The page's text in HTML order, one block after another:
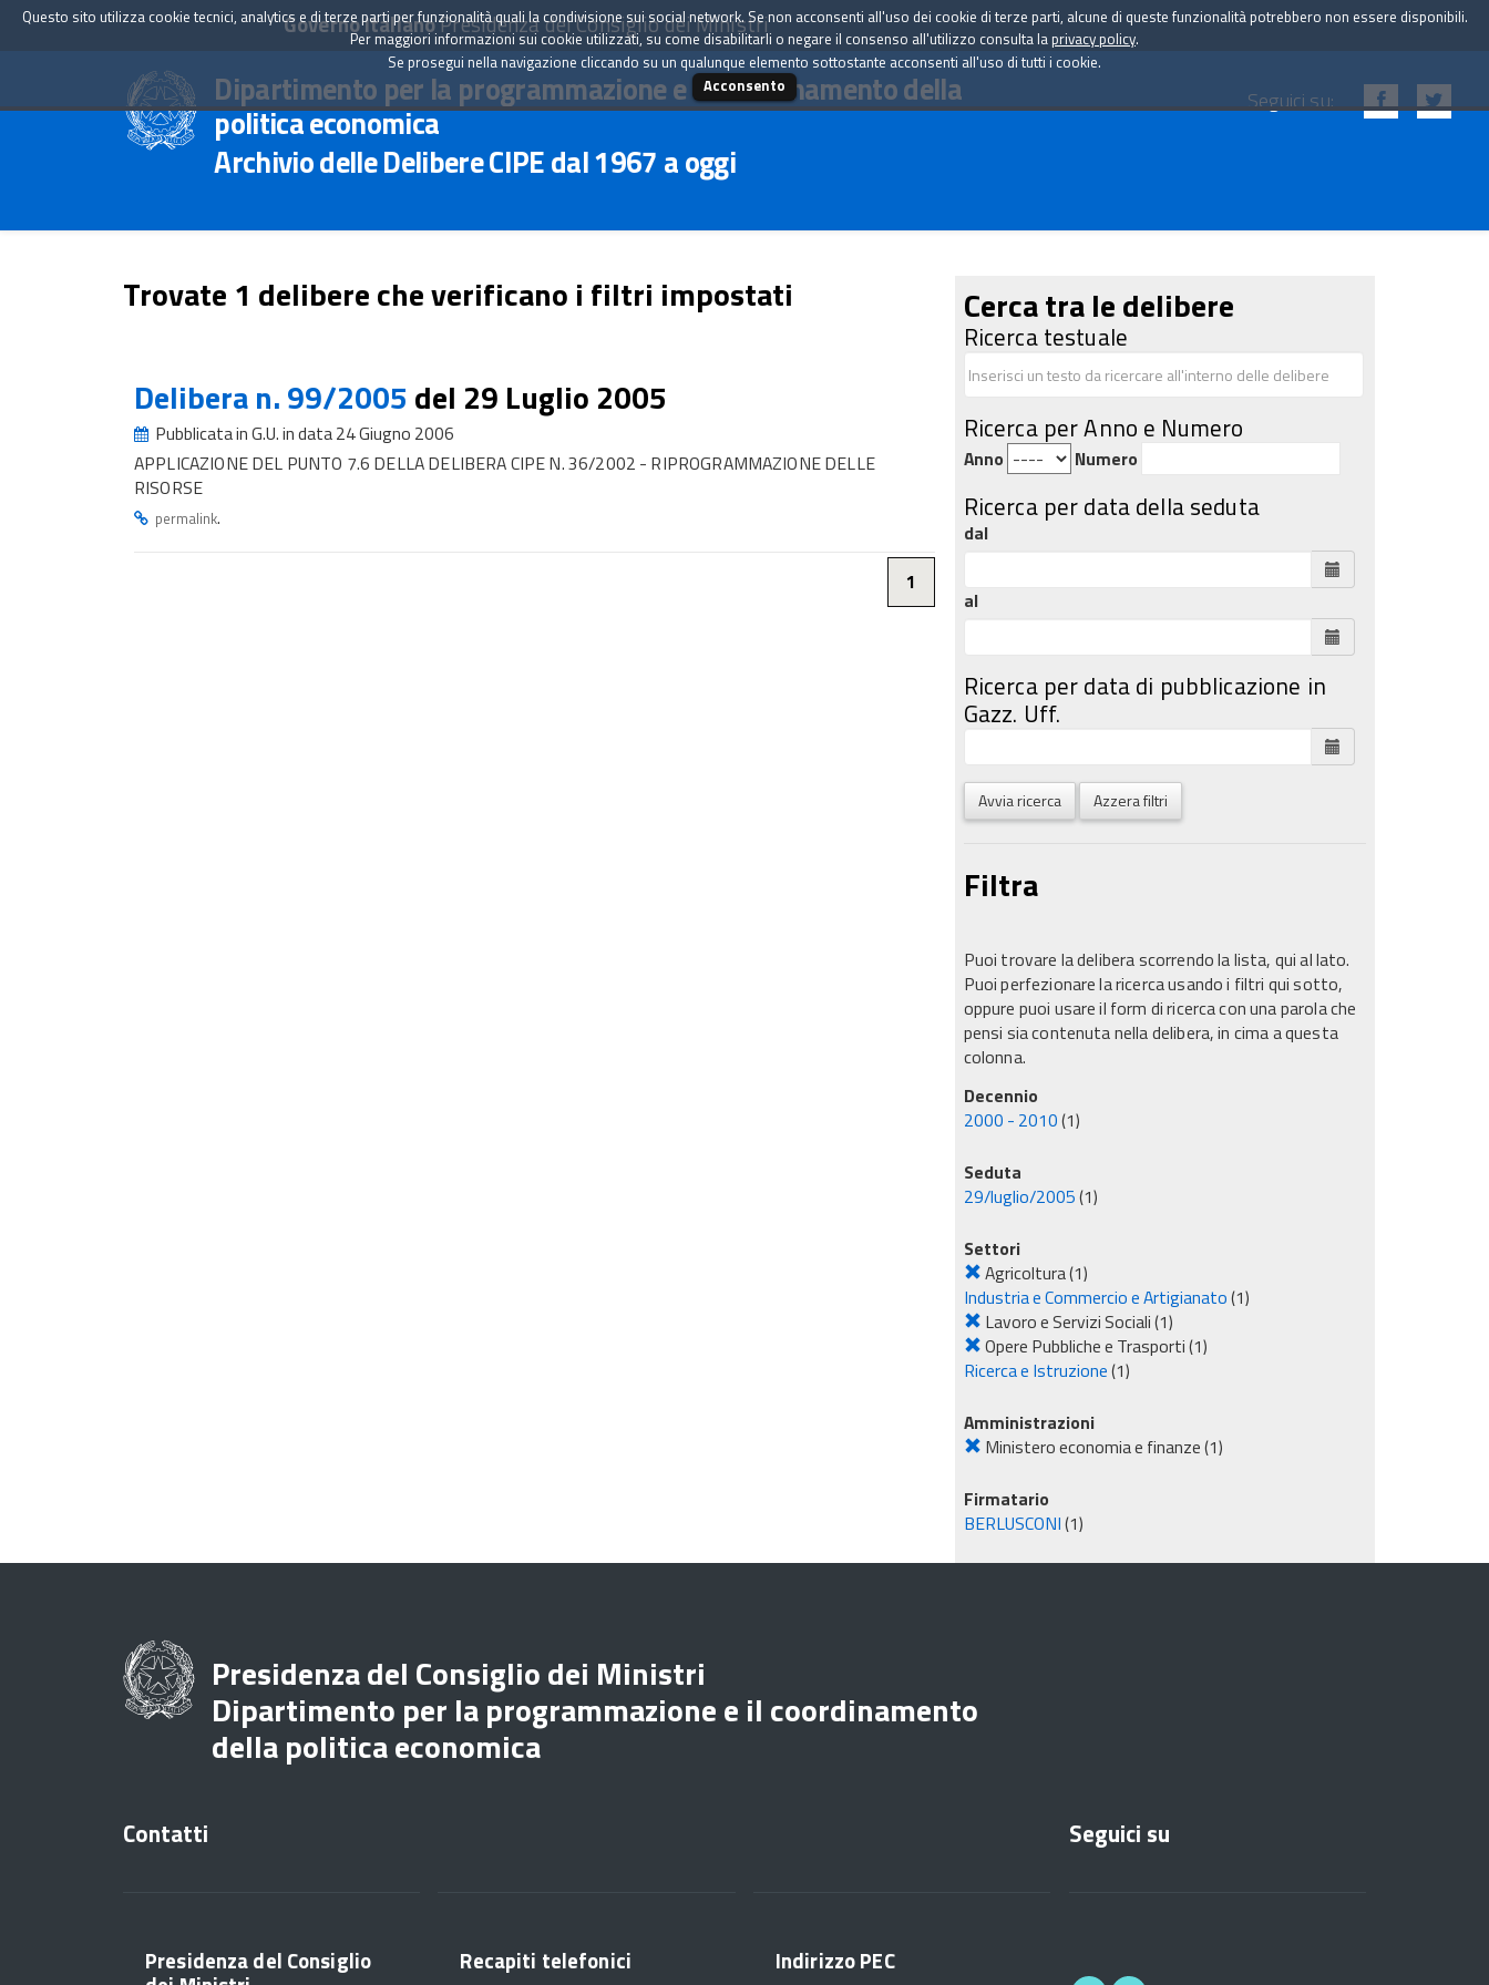
Governo ItalianoPresidenza del Consiglio dei Ministri
Dipartimento per la programmazione e il coordinamento della
politica economica
Archivio delle Delibere CIPE dal 1967 a oggi
Seguici su:
Trovate 1 delibere che verificano i filtri impostati
Delibera n. 99/2005 del 29 Luglio 2005
Pubblicata in G.U. in data 24 Giugno 2006
APPLICAZIONE DEL PUNTO 7.6 DELLA DELIBERA CIPE N. 36/2002 - RIPROGRAMMAZIONE DELLE
RISORSE
permalink.
1
Cerca tra le delibere
Ricerca testuale
Ricerca per Anno e Numero
Anno Numero
Ricerca per data della seduta
dal
al
Ricerca per data di pubblicazione in
Gazz. Uff.
Avvia ricerca Azzera filtri
Filtra
Puoi trovare la delibera scorrendo la lista, qui al lato.
Puoi perfezionare la ricerca usando i filtri qui sotto,
oppure puoi usare il form di ricerca con una parola che
pensi sia contenuta nella delibera, in cima a questa
colonna.
Decennio
2000 - 2010(1)
Seduta
29/luglio/2005(1)
Settori
Agricoltura(1)
Industria e Commercio e Artigianato(1)
Lavoro e Servizi Sociali(1)
Opere Pubbliche e Trasporti(1)
Ricerca e Istruzione(1)
Amministrazioni
Ministero economia e finanze(1)
Firmatario
BERLUSCONI(1)
Questo sito utilizza cookie tecnici, analytics e di terze parti per funzionalità quali la condivisione sui social network. Se non acconsenti all'uso dei cookie di terze parti, alcune di queste funzionalità potrebbero non essere disponibili.
Per maggiori informazioni sui cookie utilizzati, su come disabilitarli o negare il consenso all'utilizzo consulta la privacy policy.
Se prosegui nella navigazione cliccando su un qualunque elemento sottostante acconsenti all'uso di tutti i cookie.
Acconsento
Presidenza del Consiglio dei Ministri
Dipartimento per la programmazione e il coordinamento
della politica economica
Contatti
Presidenza del Consiglio Recapiti telefonici Indirizzo PEC
Seguici su